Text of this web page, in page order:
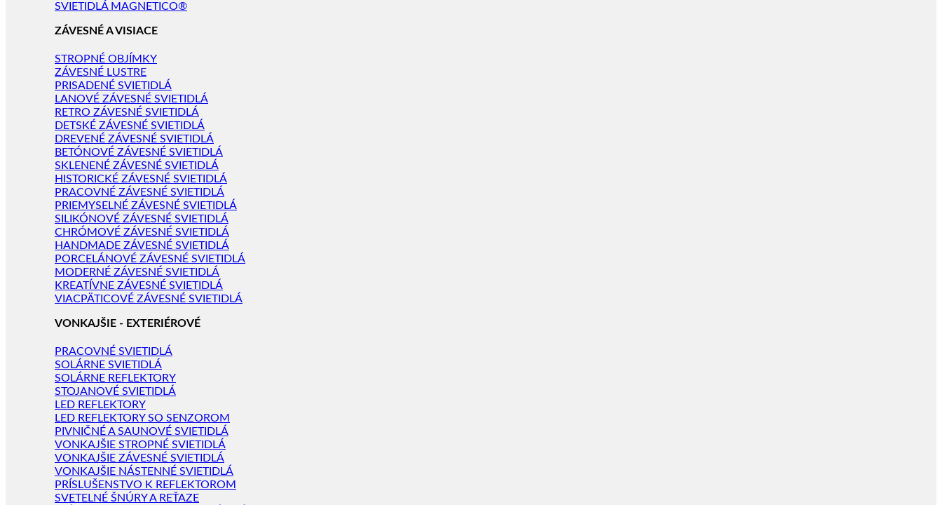
SVIETIDLÁ MAGNETICO®
ZÁVESNÉ A VISIACE
STROPNÉ OBJÍMKY
ZÁVESNÉ LUSTRE
PRISADENÉ SVIETIDLÁ
LANOVÉ ZÁVESNÉ SVIETIDLÁ
RETRO ZÁVESNÉ SVIETIDLÁ
DETSKÉ ZÁVESNÉ SVIETIDLÁ
DREVENÉ ZÁVESNÉ SVIETIDLÁ
BETÓNOVÉ ZÁVESNÉ SVIETIDLÁ
SKLENENÉ ZÁVESNÉ SVIETIDLÁ
HISTORICKÉ ZÁVESNÉ SVIETIDLÁ
PRACOVNÉ ZÁVESNÉ SVIETIDLÁ
PRIEMYSELNÉ ZÁVESNÉ SVIETIDLÁ
SILIKÓNOVÉ ZÁVESNÉ SVIETIDLÁ
CHRÓMOVÉ ZÁVESNÉ SVIETIDLÁ
HANDMADE ZÁVESNÉ SVIETIDLÁ
PORCELÁNOVÉ ZÁVESNÉ SVIETIDLÁ
MODERNÉ ZÁVESNÉ SVIETIDLÁ
KREATÍVNE ZÁVESNÉ SVIETIDLÁ
VIACPÄTICOVÉ ZÁVESNÉ SVIETIDLÁ
VONKAJŠIE - EXTERIÉROVÉ
PRACOVNÉ SVIETIDLÁ
SOLÁRNE SVIETIDLÁ
SOLÁRNE REFLEKTORY
STOJANOVÉ SVIETIDLÁ
LED REFLEKTORY
LED REFLEKTORY SO SENZOROM
PIVNIČNÉ A SAUNOVÉ SVIETIDLÁ
VONKAJŠIE STROPNÉ SVIETIDLÁ
VONKAJŠIE ZÁVESNÉ SVIETIDLÁ
VONKAJŠIE NÁSTENNÉ SVIETIDLÁ
PRÍSLUŠENSTVO K REFLEKTOROM
SVETELNÉ ŠNÚRY A REŤAZE